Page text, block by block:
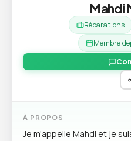
Mahdi
Réparations
Membre
À PROPOS
Je m'appelle Mahdi et je